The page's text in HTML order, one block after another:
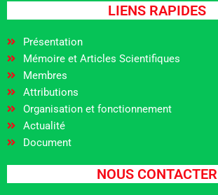
LIENS RAPIDES
Présentation
Mémoire et Articles Scientifiques
Membres
Attributions
Organisation et fonctionnement
Actualité
Document
NOUS CONTACTER